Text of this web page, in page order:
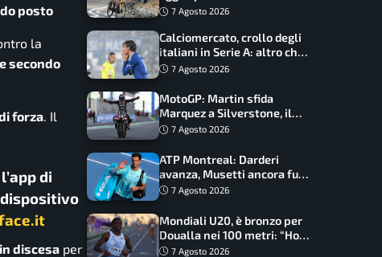
posto
la
secondo
forza. Il
di
dispositivo
discesa per
Ventoux, orari e come
7 Agosto 2026
Calciomercato, crollo degli
italiani in Serie A: altro che
svolta dopo il Mondiale
7 Agosto 2026
MotoGP: Martin sfida
Marquez a Silverstone, il
programma e gli orari
7 Agosto 2026
ATP Montreal: Darderi
avanza, Musetti ancora fuori
con Jodar
7 Agosto 2026
Mondiali U20, è bronzo per
Doualla nei 100 metri: “Ho
scacciato l’ansia”
7 Agosto 2026